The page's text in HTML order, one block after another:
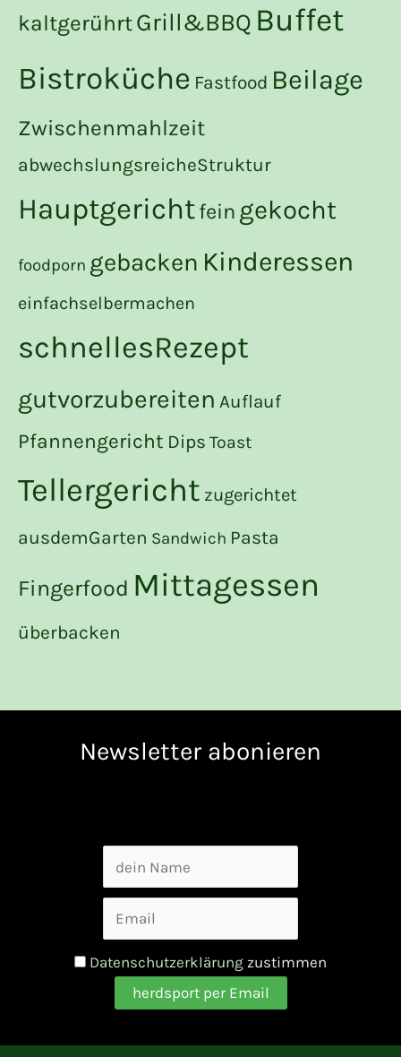
kaltgerührtGrill&BBQ Buffet
Bistroküche Fastfood Beilage
Zwischenmahlzeit
abwechslungsreicheStruktur
Hauptgerichtfein gekocht
foodporn gebacken Kinderessen
einfachselbermachen
schnellesRezept
gutvorzubereiten Auflauf
Pfannengericht Dips Toast
Tellergericht zugerichtet
ausdemGarten Sandwich Pasta
Fingerfood Mittagessen
überbacken
Newsletter abonieren
Datenschutzerklärung zustimmen